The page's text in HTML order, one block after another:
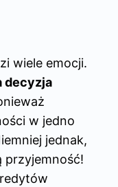
wiele emocji.
decyzja
w jedno
jednak,
przyjemność!